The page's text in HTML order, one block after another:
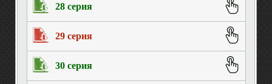
28 серия
29 серия
30 серия